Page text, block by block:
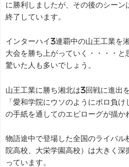
に勝利しましたが、その後のシーン
終了しています。
インターハイ3連覇中の山王工業を
大会を勝ち上がっていく・・・・と
驚いた人も多いでしょう。
山王工業に勝ち湘北は3回戦に進出
「愛和学院にウソのようにボロ負
の手紙を通してのエピローグが描か
物語途中で登場した全国のライバル
院高校、大栄学園高校）は大きく深
っています。